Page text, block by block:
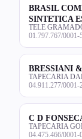
BRASIL
SINTETICA
TELE
01.797.767/0001-
BRESSIANI
TAPECARIA
04.911.277/0001-
C D
TAPECARIA
04.475.466/0001-